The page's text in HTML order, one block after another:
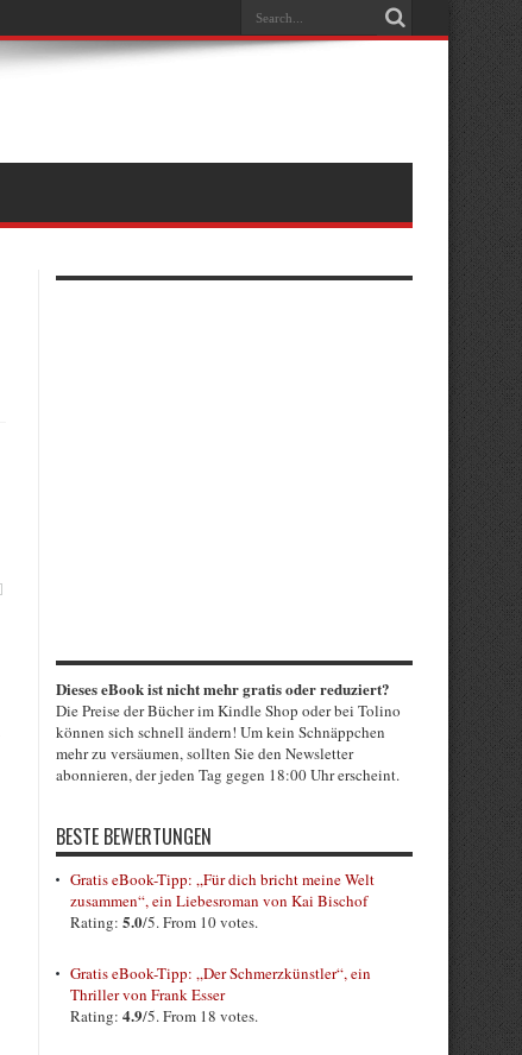
Dieses eBook ist nicht mehr gratis oder reduziert?
Die Preise der Bücher im Kindle Shop oder bei Tolino
können sich schnell ändern! Um kein Schnäppchen
mehr zu versäumen, sollten Sie den Newsletter
abonnieren, der jeden Tag gegen 18:00 Uhr erscheint.
BESTE BEWERTUNGEN
Gratis eBook-Tipp: „Für dich bricht meine Welt
zusammen“, ein Liebesroman von Kai Bischof
Rating: 5.0/5. From 10 votes.
Gratis eBook-Tipp: „Der Schmerzkünstler“, ein
Thriller von Frank Esser
Rating: 4.9/5. From 18 votes.